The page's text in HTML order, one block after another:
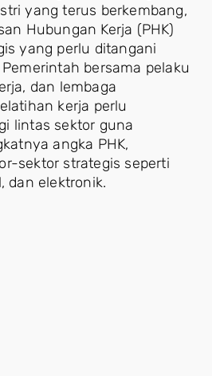
yang terus berkembang,
Hubungan Kerja (PHK)
yang perlu ditangani
bersama pelaku
dan lembaga
kerja perlu
lintas sektor guna
angka PHK,
sektor strategis seperti
dan elektronik.